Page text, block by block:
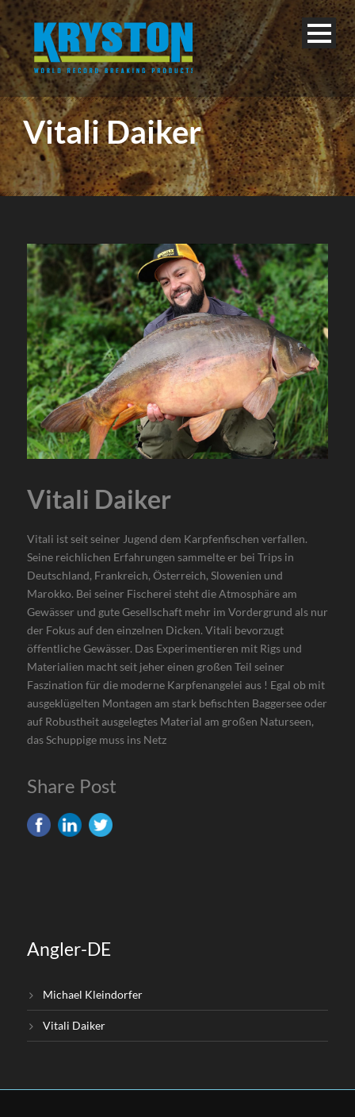
English
Vitali Daiker
Vitali Daiker
Vitali ist seit seiner Jugend dem Karpfenfischen verfallen.
Seine reichlichen Erfahrungen sammelte er bei Trips in
Deutschland, Frankreich, Österreich, Slowenien und
Marokko. Bei seiner Fischerei steht die Atmosphäre am
Gewässer und gute Gesellschaft mehr im Vordergrund als nur
der Fokus auf den einzelnen Dicken. Vitali bevorzugt
öffentliche Gewässer. Das Experimentieren mit Rigs und
Materialien macht seit jeher einen großen Teil seiner
Faszination für die moderne Karpfenangelei aus ! Egal ob mit
ausgeklügelten Montagen am stark befischten Baggersee oder
auf Robustheit ausgelegtes Material am großen Naturseen,
das Schuppige muss ins Netz
Share Post
Angler-DE
Michael Kleindorfer
Vitali Daiker